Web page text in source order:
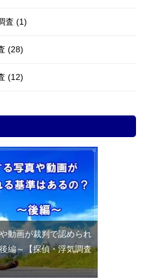
査 (1)
(28)
(12)
動画が裁判で認められ
編～【探偵・浮気調査